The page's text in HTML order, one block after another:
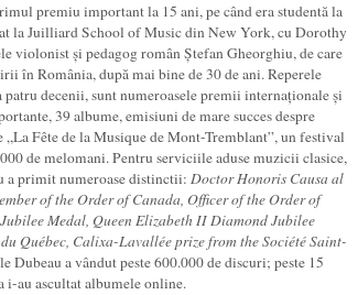
premiu important la 15 ani, pe când era studentă la
la Juilliard School of Music din New York, cu Dorothy
violonist și pedagog român Ștefan Gheorghiu, de care
în România, după mai bine de 30 de ani. Reperele
patru decenii, sunt numeroasele premii internaționale și
39 albume, emisiuni de mare succes despre
„La Fête de la Musique de Mont-Tremblant”, un festival
de melomani. Pentru serviciile aduse muzicii clasice,
primit numeroase distinctii: Doctor Honoris Causa al
of the Order of Canada, Officer of the Order of
Medal, Queen Elizabeth II Diamond Jubilee
Québec, Calixa-Lavallée prize from the Société Saint-
Dubeau a vândut peste 600.000 de discuri; peste 15
i-au ascultat albumele online.